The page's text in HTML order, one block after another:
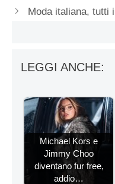
Moda italiana, tutti
LEGGI ANCHE:
Michael Kors e
Jimmy Choo
diventano fur free,
addio…